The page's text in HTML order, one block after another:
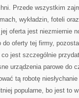
Przede wszystkim
wykładzin, foteli
oferta jest niezmiernie
oferty tej firmy,
jest szczególnie
urządzenia parowe do
tą robotę
popularne, bo jest to